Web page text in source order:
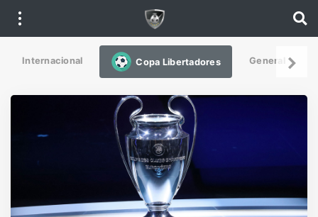
Internacional Copa Libertadores General